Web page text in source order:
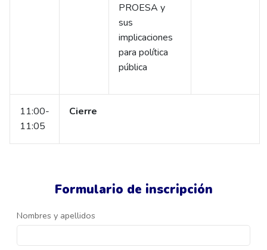
Formulario de inscripción
Nombres y apellidos
PROESA y
sus
implicaciones
para política
pública
11:00-
11:05
Cierre